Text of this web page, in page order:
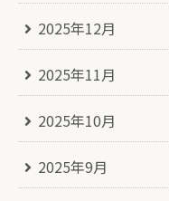
2025年12月
2025年11月
2025年10月
2025年9月